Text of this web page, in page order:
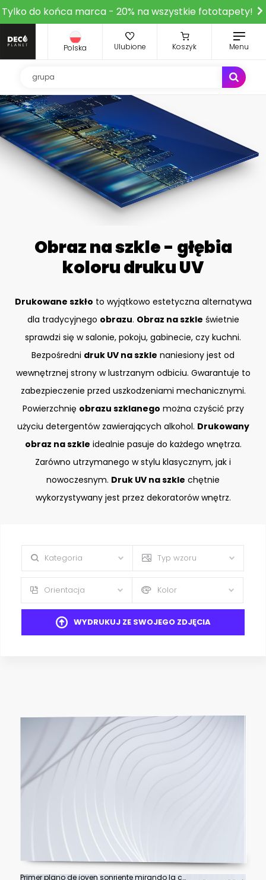
Tylko do końca marca - 20% na wszystkie fototapety!
Polska Ulubione Koszyk Menu
Obraz na szkle - głębia
koloru druku UV
Drukowane szkło to wyjątkowo estetyczna alternatywa
dla tradycyjnego obrazu. Obraz na szkle świetnie
sprawdzi się w salonie, pokoju, gabinecie, czy kuchni.
Bezpośredni druk UV na szkle naniesiony jest od
wewnętrznej strony w lustrzanym odbiciu. Gwarantuje to
zabezpieczenie przed uszkodzeniami mechanicznymi.
Powierzchnię obrazu szklanego można czyścić przy
użyciu detergentów zawierających alkohol. Drukowany
obraz na szkle idealnie pasuje do każdego wnętrza.
Zarówno utrzymanego w stylu klasycznym, jak i
nowoczesnym. Druk UV na szkle chętnie
wykorzystywany jest przez dekoratorów wnętrz.
Kategoria Typ wzoru
Orientacja Kolor
WYDRUKUJ ZE SWOJEGO ZDJĘCIA
Primer plano de joven sonriente mirando la cámara con amigos en segundo plano